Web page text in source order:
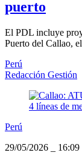
puerto
El PDL incluye
Puerto del Callao,
Perú
Redacción Gestión
Perú
29/05/2026
16:09